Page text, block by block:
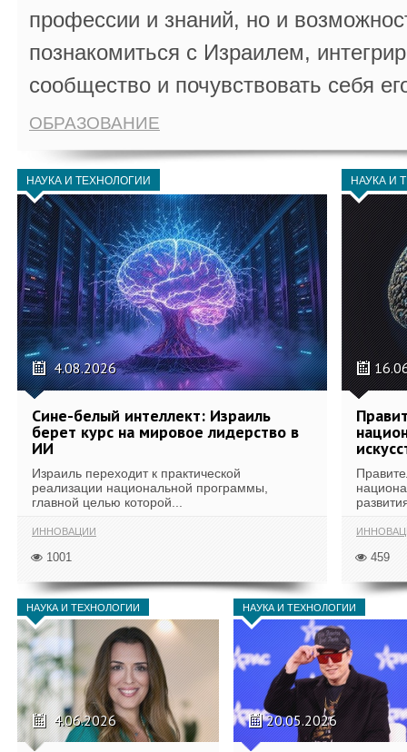
профессии и знаний, но и
познакомиться с Израилем,
сообщество и почувствовать себя
ОБРАЗОВАНИЕ
НАУКА И ТЕХНОЛОГИИ
4.08.2026
Сине-белый интеллект: Израиль
берет курс на мировое лидерство в
ИИ
Израиль переходит к практической
реализации национальной программы,
главной целью которой...
ИННОВАЦИИ
1001
НАУКА И
459
НАУКА И ТЕХНОЛОГИИ
4.06.2026
НАУКА И ТЕХНОЛОГИИ
20.05.2026